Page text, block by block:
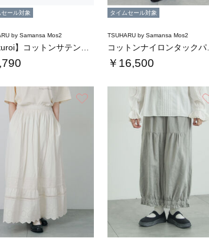
セール対象
by Samansa Mos2
タイムセール対象
TSUHARU by Samansa Mos2
￥16,500